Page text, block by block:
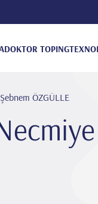
DOKTOR TOPING
ÖZGÜLLE